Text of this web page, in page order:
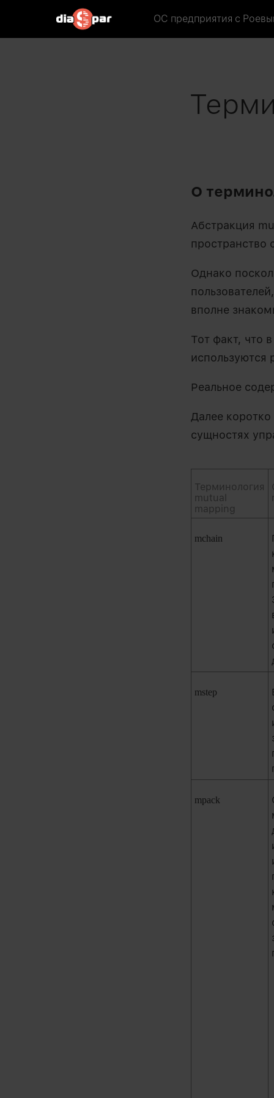
ОС предприятия с
О
Абстракция
пространство
Однако
вполне
Тот факт, что
используются
Реальное
Далее
сущностях
Терминология
mutual
mapping
mchain
mstep
mpack